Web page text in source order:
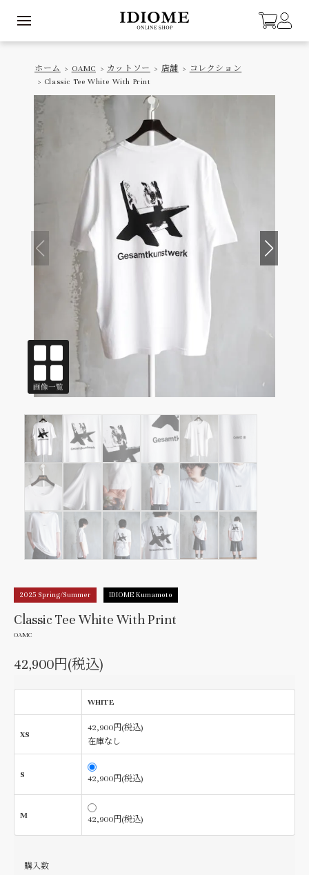
ホーム > OAMC > カットソー > 店舗 > コレクション
> Classic Tee White With Print
2025 Spring/Summer IDIOME Kumamoto
Classic Tee White With Print
OAMC
42,900円(税込)
WHITE
XS
42,900円(税込)
在庫なし
S 42,900円(税込)
M 42,900円(税込)
購入数